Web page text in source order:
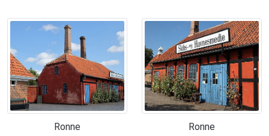
Ronne Ronne